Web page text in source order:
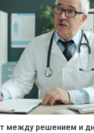
между решением и